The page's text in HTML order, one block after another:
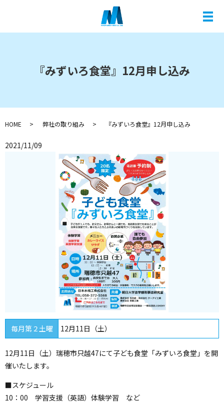
メ
『みずいろ食堂』12月申し込み
HOME 弊社の取り組み 『みずいろ食堂』12月申し込み
2021/11/09
毎月第２土曜 12月11日（土）
12月11日（土）瑞穂市只越47にて子ども食堂「みずいろ食堂」を開
催いたします。
■スケジュール
10：00 学習支援（英語）体験学習 など